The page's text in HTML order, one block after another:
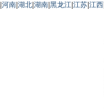
河南 湖北 湖南 黑龙江 江苏 江西